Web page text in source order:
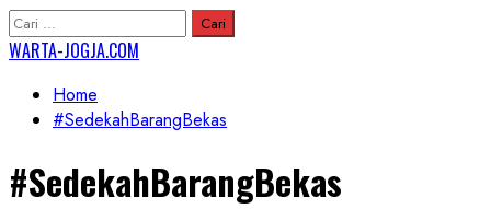
Cari
untuk:
WARTA-JOGJA.COM
Home
#SedekahBarangBekas
#SedekahBarangBekas